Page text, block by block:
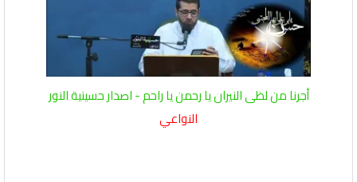
أجرنا من لظى النيران يا رحمن يا راحم - اصدار حسينية النور
النواعي